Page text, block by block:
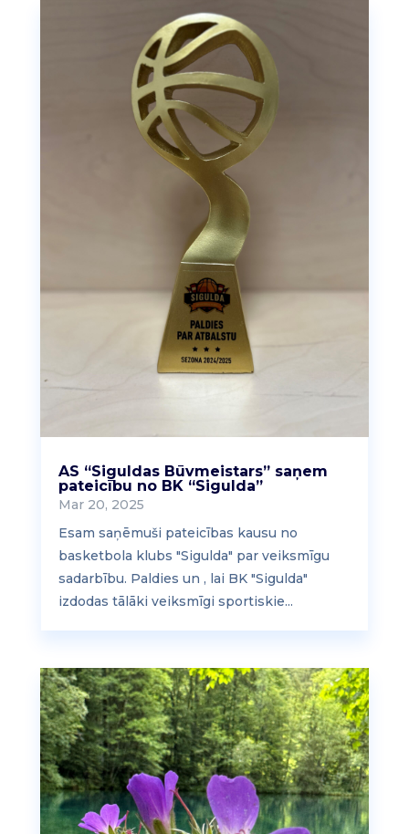
AS “Siguldas Būvmeistars” saņem
pateicību no BK “Sigulda”
Mar 20, 2025
Esam saņēmuši pateicības kausu no
basketbola klubs "Sigulda" par veiksmīgu
sadarbību. Paldies un , lai BK "Sigulda"
izdodas tālāki veiksmīgi sportiskie...